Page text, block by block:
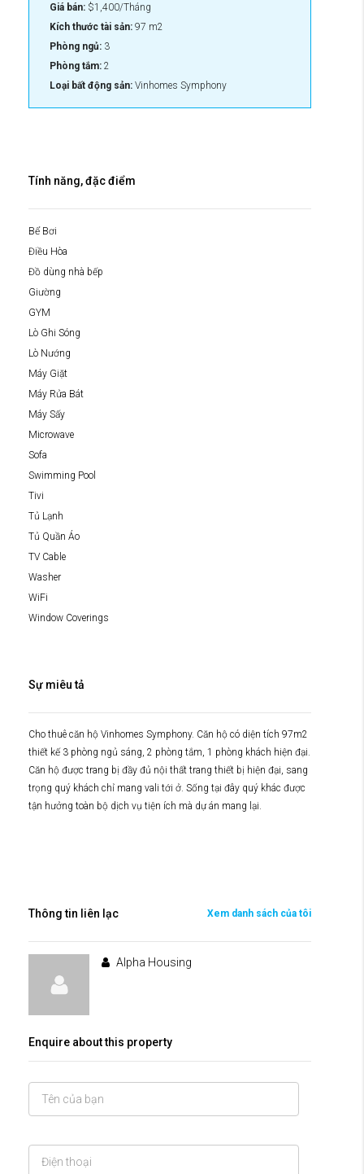
Giá bán: $1,400/Tháng
Kích thước tài sản: 97 m2
Phòng ngủ: 3
Phòng tắm: 2
Loại bất động sản: Vinhomes Symphony
Tính năng, đặc điểm
Bể Bơi
Điều Hòa
Đồ dùng nhà bếp
Giường
GYM
Lò Ghi Sóng
Lò Nướng
Máy Giặt
Máy Rửa Bát
Máy Sấy
Microwave
Sofa
Swimming Pool
Tivi
Tủ Lạnh
Tủ Quần Áo
TV Cable
Washer
WiFi
Window Coverings
Sự miêu tả
Cho thuê căn hộ Vinhomes Symphony. Căn hộ có diện tích 97m2
thiết kế 3 phòng ngủ sáng, 2 phòng tắm, 1 phòng khách hiện đại.
Căn hộ được trang bị đầy đủ nội thất trang thiết bị hiện đại, sang
trọng quý khách chỉ mang vali tới ở. Sống tại đây quý khác được
tận hưởng toàn bộ dịch vụ tiện ích mà dự án mang lại.
Thông tin liên lạc Xem danh sách của tôi
Alpha Housing
Enquire about this property